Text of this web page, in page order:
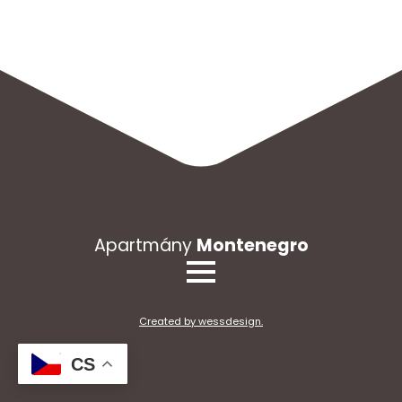
Apartmány Montenegro
Created by wessdesign.
CS